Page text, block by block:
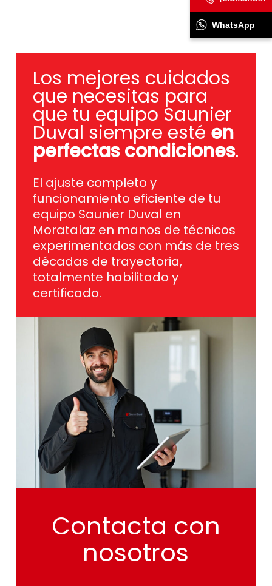
Los mejores cuidados
que necesitas para
que tu equipo Saunier
Duval siempre esté en
perfectas condiciones.
El ajuste completo y
funcionamiento eficiente de tu
equipo Saunier Duval en
Moratalaz en manos de técnicos
experimentados con más de tres
décadas de trayectoria,
totalmente habilitado y
certificado.
Contacta con
nosotros
WhatsApp